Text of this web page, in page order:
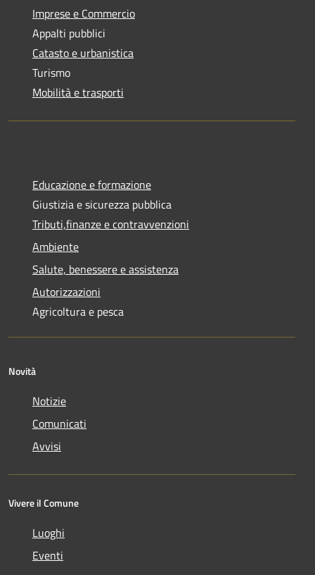
Imprese e Commercio
Appalti pubblici
Catasto e urbanistica
Turismo
Mobilità e trasporti
Educazione e formazione
Giustizia e sicurezza pubblica
Tributi,finanze e contravvenzioni
Ambiente
Salute, benessere e assistenza
Autorizzazioni
Agricoltura e pesca
Novità
Notizie
Comunicati
Avvisi
Vivere il Comune
Luoghi
Eventi